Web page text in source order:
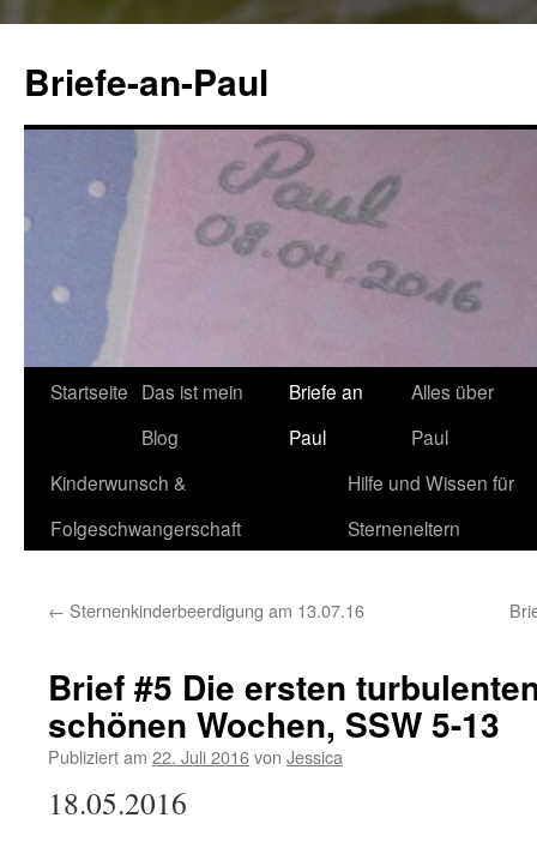
Briefe-an-Paul
Springe
Inhalt
Startseite Das ist mein
Blog
Briefe an
Paul
Alles über
Paul
Kinderwunsch &
Folgeschwangerschaft
Hilfe und Wissen für
Sterneneltern
← Sternenkinderbeerdigung am 13.07.16
Brief #5 Die ersten
schönen Wochen, SSW 5-13
Publiziert am 22. Juli 2016von Jessica
18.05.2016